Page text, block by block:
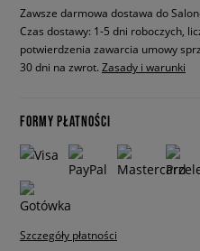
Zawsze darmowa dostawa do
Czas dostawy: 1-5 dni roboczych,
potwierdzenia zawarcia umowy
30 dni na zwrot. Zasady i warunki
FORMY PŁATNOŚCI
Szczegóły płatności